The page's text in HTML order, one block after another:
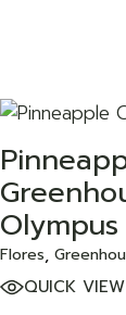
Olympus
Flores
QUICK VIEW